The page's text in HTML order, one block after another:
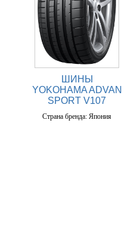
ШИНЫ
YOKOHAMA ADVAN
SPORT V107
Страна бренда: Япония